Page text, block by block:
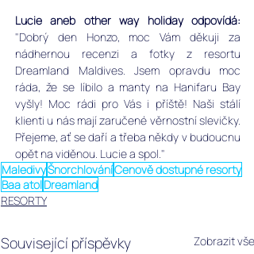
Lucie aneb other way holiday odpovídá:
"Dobrý den Honzo, moc Vám děkuji za
nádhernou recenzi a fotky z resortu
Dreamland Maldives. Jsem opravdu moc
ráda, že se líbilo a manty na Hanifaru Bay
vyšly! Moc rádi pro Vás i příště! Naši stálí
klienti u nás mají zaručené věrnostní slevičky.
Přejeme, ať se daří a třeba někdy v budoucnu
opět na viděnou. Lucie a spol."
MaledivyŠnorchlováníCenově dostupné resorty
Baa atolDreamland
RESORTY
Související příspěvky Zobrazit vše